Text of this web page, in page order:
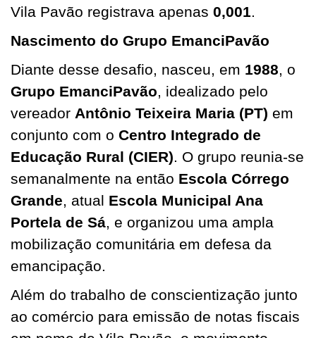
Vila Pavão registrava apenas 0,001.
Nascimento do Grupo EmanciPavão
Diante desse desafio, nasceu, em 1988, o
Grupo EmanciPavão, idealizado pelo
vereador Antônio Teixeira Maria (PT) em
conjunto com o Centro Integrado de
Educação Rural (CIER). O grupo reunia-se
semanalmente na então Escola Córrego
Grande, atual Escola Municipal Ana
Portela de Sá, e organizou uma ampla
mobilização comunitária em defesa da
emancipação.
Além do trabalho de conscientização junto
ao comércio para emissão de notas fiscais